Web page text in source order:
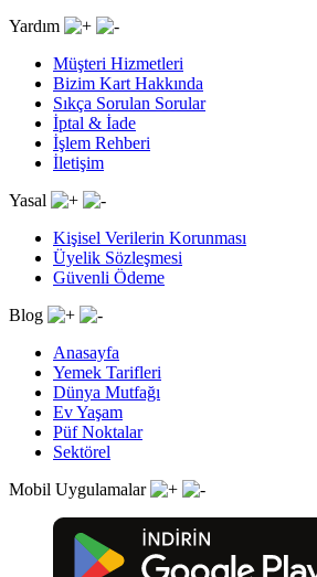
Yardım
Müşteri Hizmetleri
Bizim Kart Hakkında
Sıkça Sorulan Sorular
İptal & İade
İşlem Rehberi
İletişim
Yasal
Kişisel Verilerin Korunması
Üyelik Sözleşmesi
Güvenli Ödeme
Blog
Anasayfa
Yemek Tarifleri
Dünya Mutfağı
Ev Yaşam
Püf Noktalar
Sektörel
Mobil Uygulamalar